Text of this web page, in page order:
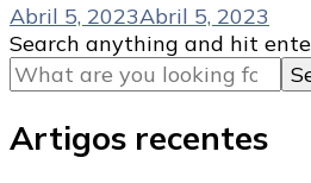
Abril 5, 2023Abril 5, 2023
Looking
for
Something?
Search anything and hit
Artigos recentes